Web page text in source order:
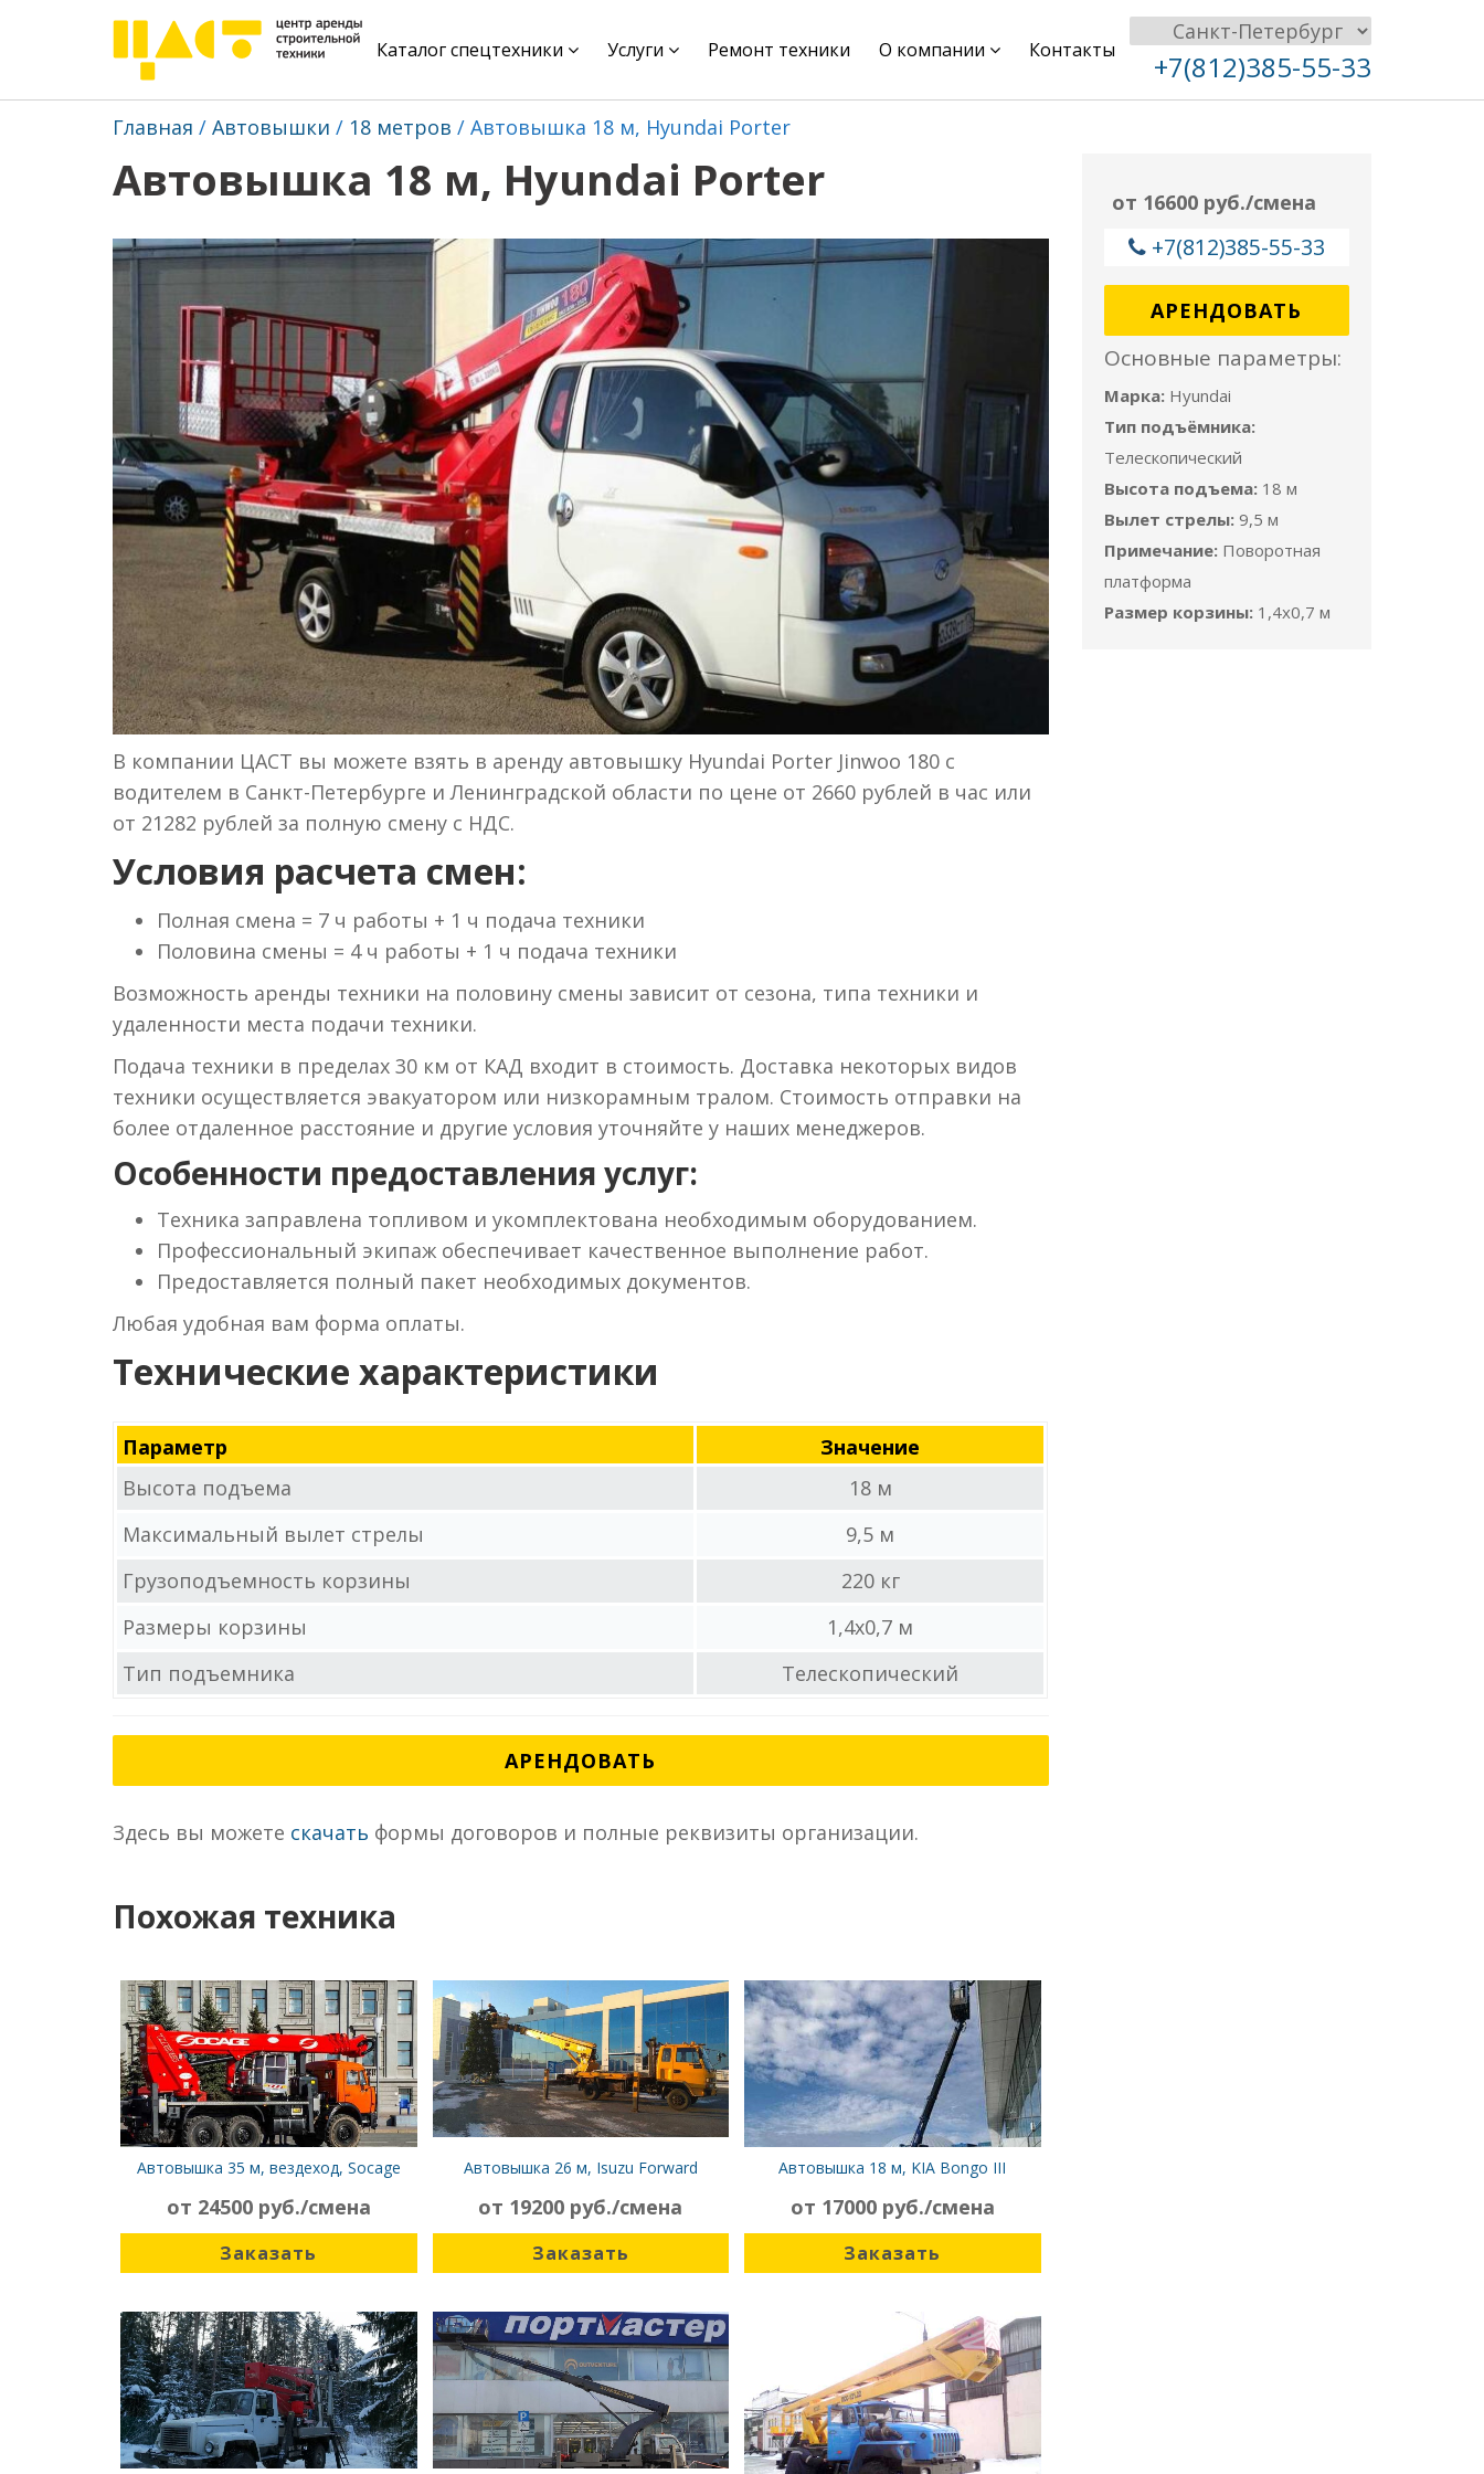
Каталог спецтехники Услуги Ремонт техники О компании Контакты +7(812)385-55-33
Главная Автовышки 18 метров Автовышка 18 м, Hyundai Porter
Автовышка 18 м, Hyundai Porter
В компании ЦАСТ вы можете взять в аренду автовышку Hyundai Porter Jinwoo 180 с
водителем в Санкт-Петербурге и Ленинградской области по цене от 2660 рублей в час или
от 21282 рублей за полную смену с НДС.
Условия расчета смен:
Полная смена = 7 ч работы + 1 ч подача техники
Половина смены = 4 ч работы + 1 ч подача техники
Возможность аренды техники на половину смены зависит от сезона, типа техники и
удаленности места подачи техники.
Подача техники в пределах 30 км от КАД входит в стоимость. Доставка некоторых видов
техники осуществляется эвакуатором или низкорамным тралом. Стоимость отправки на
более отдаленное расстояние и другие условия уточняйте у наших менеджеров.
Особенности предоставления услуг:
Техника заправлена топливом и укомплектована необходимым оборудованием.
Профессиональный экипаж обеспечивает качественное выполнение работ.
Предоставляется полный пакет необходимых документов.
Любая удобная вам форма оплаты.
Технические характеристики
Параметр
Значение
Высота подъема
18 м
Максимальный вылет стрелы
9,5 м
Грузоподъемность корзины
220 кг
Размеры корзины
1,4x0,7 м
Тип подъемника
Телескопический
АРЕНДОВАТЬ
Здесь вы можете скачать формы договоров и полные реквизиты организации.
Похожая техника
Автовышка 35 м, вездеход, Socage
от 24500 руб./смена
Заказать
Автовышка 26 м, Isuzu Forward
от 19200 руб./смена
Заказать
Автовышка 18 м, KIA Bongo III
от 17000 руб./смена
Заказать
от 16600 руб./смена
+7(812)385-55-33
АРЕНДОВАТЬ
Основные параметры:
Марка: Hyundai
Тип подъёмника:
Телескопический
Высота подъема: 18 м
Вылет стрелы: 9,5 м
Примечание: Поворотная
платформа
Размер корзины: 1,4x0,7 м